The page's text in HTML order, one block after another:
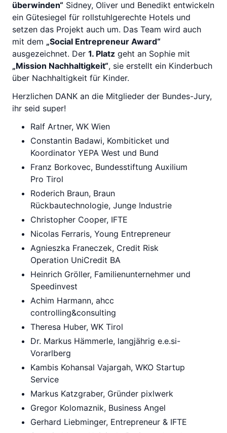
überwinden“ Sidney, Oliver und Benedikt entwickeln
ein Gütesiegel für rollstuhlgerechte Hotels und
setzen das Projekt auch um. Das Team wird auch
mit dem „Social Entrepreneur Award“
ausgezeichnet. Der 1. Platz geht an Sophie mit
„Mission Nachhaltigkeit“, sie erstellt ein Kinderbuch
über Nachhaltigkeit für Kinder.
Herzlichen DANK an die Mitglieder der Bundes-Jury,
ihr seid super!
Ralf Artner, WK Wien
Constantin Badawi, Kombiticket und
Koordinator YEPA West und Bund
Franz Borkovec, Bundesstiftung Auxilium
Pro Tirol
Roderich Braun, Braun
Rückbautechnologie, Junge Industrie
Christopher Cooper, IFTE
Nicolas Ferraris, Young Entrepreneur
Agnieszka Franeczek, Credit Risk
Operation UniCredit BA
Heinrich Gröller, Familienunternehmer und
Speedinvest
Achim Harmann, ahcc
controlling&consulting
Theresa Huber, WK Tirol
Dr. Markus Hämmerle, langjährig e.e.si-
Vorarlberg
Kambis Kohansal Vajargah, WKO Startup
Service
Markus Katzgraber, Gründer pixlwerk
Gregor Kolomaznik, Business Angel
Gerhard Liebminger, Entrepreneur & IFTE